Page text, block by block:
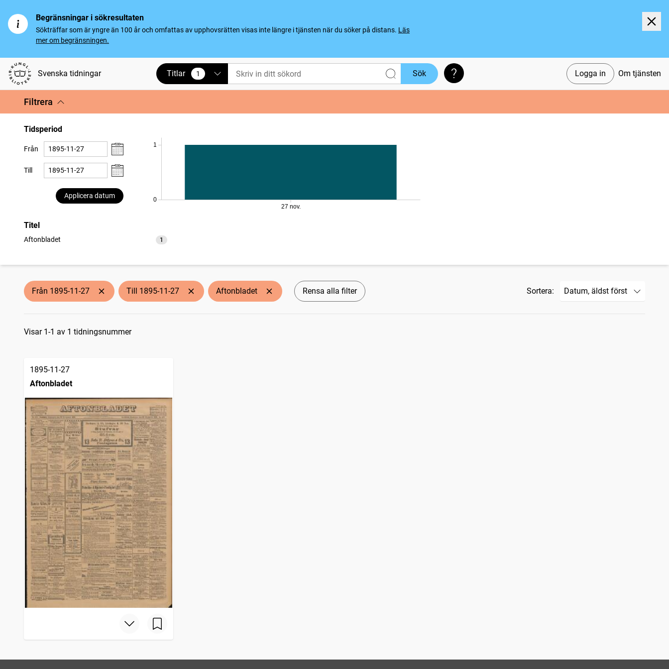
Begränsningar i sökresultaten
Sökträffar som är yngre än 100 år och omfattas av upphovsrätten visas inte längre i tjänsten när du söker på distans. Läs
mer om begränsningen.
Svenska tidningar Logga in Om tjänsten
Titlar 1
vald Sök Söktips
Filtrera
Tidsperiod
Från
Till
Applicera datum
0
1
27 nov.
Titel
Aftonbladet 1
träffar
Från 1895-11-27 Till 1895-11-27 Aftonbladet Rensa alla filter Sortera:
Sökresultat
Visar 1-1 av 1 tidningsnummer
1895-11-27
Aftonbladet